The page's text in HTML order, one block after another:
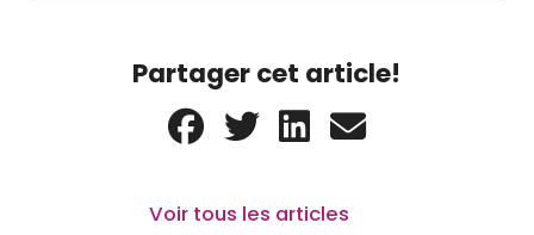
Partager cet article!
Voir tous les articles